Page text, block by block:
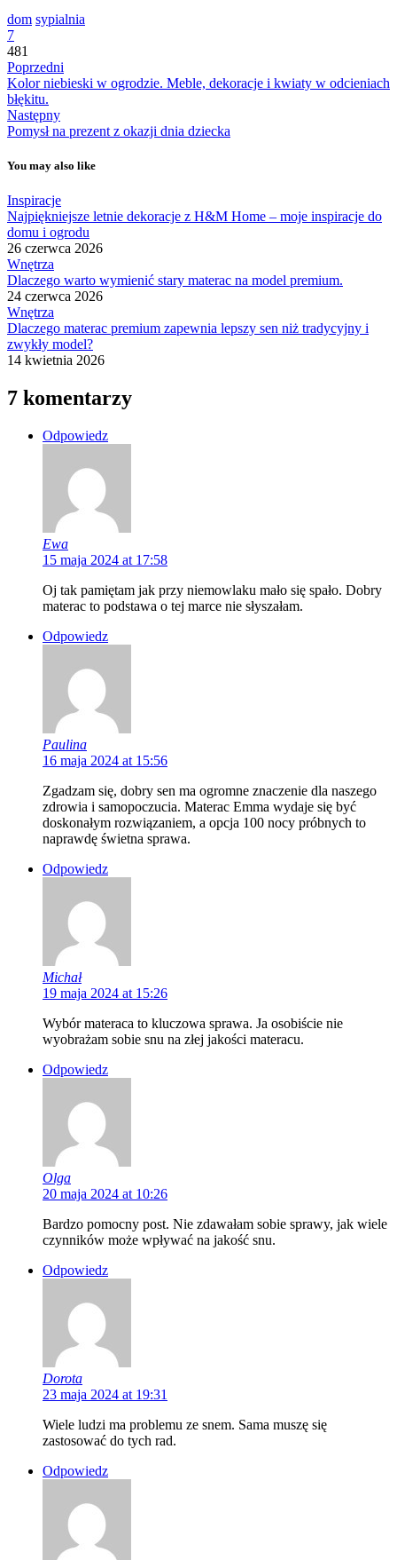
dom sypialnia
7
481
Poprzedni
Kolor niebieski w ogrodzie. Meble, dekoracje i kwiaty w odcieniach
błękitu.
Następny
Pomysł na prezent z okazji dnia dziecka
You may also like
Inspiracje
Najpiękniejsze letnie dekoracje z H&M Home – moje inspiracje do
domu i ogrodu
26 czerwca 2026
Wnętrza
Dlaczego warto wymienić stary materac na model premium.
24 czerwca 2026
Wnętrza
Dlaczego materac premium zapewnia lepszy sen niż tradycyjny i
zwykły model?
14 kwietnia 2026
7 komentarzy
Odpowiedz
Ewa
15 maja 2024 at 17:58
Oj tak pamiętam jak przy niemowlaku mało się spało. Dobry
materac to podstawa o tej marce nie słyszałam.
Odpowiedz
Paulina
16 maja 2024 at 15:56
Zgadzam się, dobry sen ma ogromne znaczenie dla naszego
zdrowia i samopoczucia. Materac Emma wydaje się być
doskonałym rozwiązaniem, a opcja 100 nocy próbnych to
naprawdę świetna sprawa.
Odpowiedz
Michał
19 maja 2024 at 15:26
Wybór materaca to kluczowa sprawa. Ja osobiście nie
wyobrażam sobie snu na złej jakości materacu.
Odpowiedz
Olga
20 maja 2024 at 10:26
Bardzo pomocny post. Nie zdawałam sobie sprawy, jak wiele
czynników może wpływać na jakość snu.
Odpowiedz
Dorota
23 maja 2024 at 19:31
Wiele ludzi ma problemu ze snem. Sama muszę się
zastosować do tych rad.
Odpowiedz